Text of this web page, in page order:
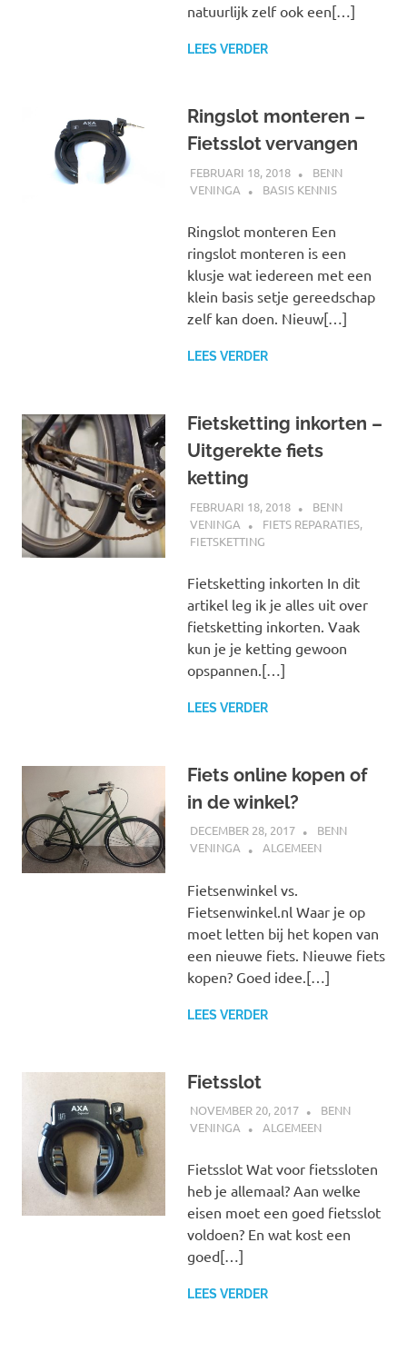
natuurlijk zelf ook een[…]
LEES VERDER
Ringslot monteren –
Fietsslot vervangen
FEBRUARI 18, 2018
BENN
VENINGA
BASIS KENNIS
Ringslot monteren Een
ringslot monteren is een
klusje wat iedereen met een
klein basis setje gereedschap
zelf kan doen. Nieuw[…]
LEES VERDER
Fietsketting inkorten –
Uitgerekte fiets
ketting
FEBRUARI 18, 2018
BENN
VENINGA
FIETS REPARATIES,
FIETSKETTING
Fietsketting inkorten In dit
artikel leg ik je alles uit over
fietsketting inkorten. Vaak
kun je je ketting gewoon
opspannen.[…]
LEES VERDER
Fiets online kopen of
in de winkel?
DECEMBER 28, 2017
BENN
VENINGA
ALGEMEEN
Fietsenwinkel vs.
Fietsenwinkel.nl Waar je op
moet letten bij het kopen van
een nieuwe fiets. Nieuwe fiets
kopen? Goed idee.[…]
LEES VERDER
Fietsslot
NOVEMBER 20, 2017
BENN
VENINGA
ALGEMEEN
Fietsslot Wat voor fietssloten
heb je allemaal? Aan welke
eisen moet een goed fietsslot
voldoen? En wat kost een
goed[…]
LEES VERDER